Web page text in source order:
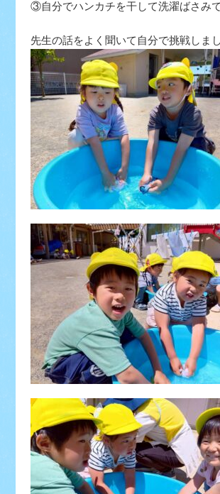
③自分でハンカチを干して洗濯ばさみ
先生の話をよく聞いて自分で挑戦しま